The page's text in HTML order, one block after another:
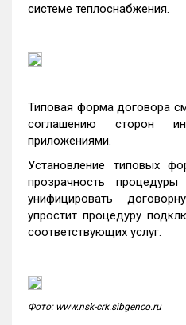
системе теплоснабжения.
Типовая форма договора
соглашению сторон
приложениями.
Установление типовых
прозрачность
унифицировать
упростит процедуру
соответствующих услуг.
Фото: www.nsk-crk.sibgenco.ru